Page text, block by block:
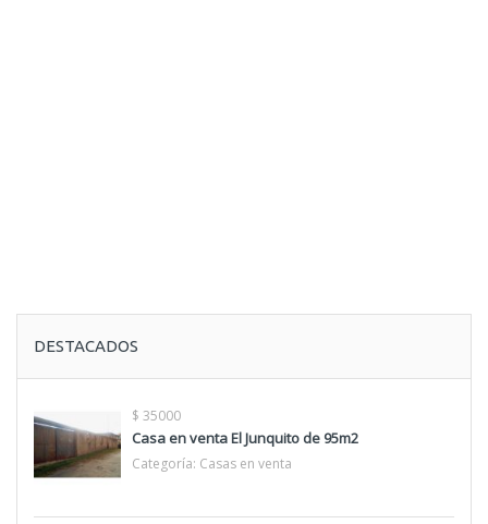
DESTACADOS
$ 35000
Casa en venta El Junquito de 95m2
Categoría: Casas en venta